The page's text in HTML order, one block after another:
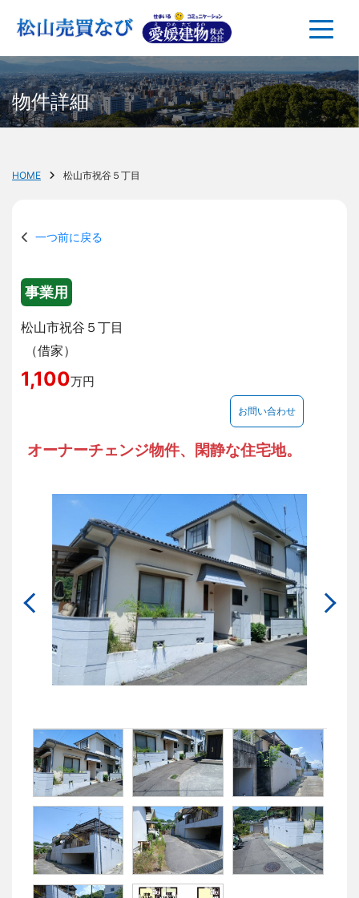
物件詳細
HOME 松山市祝谷５丁目
一つ前に戻る
事業用
松山市祝谷５丁目
（借家）
1,100万円
お問い合わせ
オーナーチェンジ物件、閑静な住宅地。